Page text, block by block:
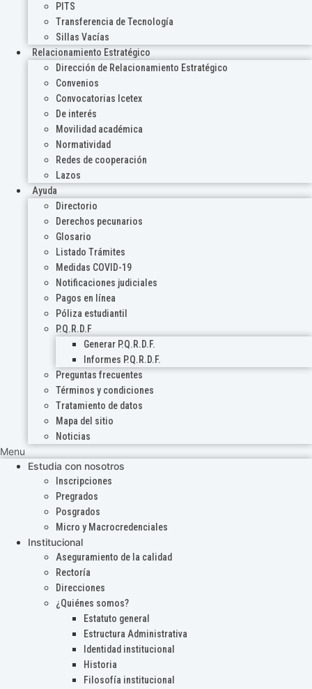
PITS
Transferencia de Tecnología
Sillas Vacías
Relacionamiento Estratégico
Dirección de Relacionamiento Estratégico
Convenios
Convocatorias Icetex
De interés
Movilidad académica
Normatividad
Redes de cooperación
Lazos
Ayuda
Directorio
Derechos pecunarios
Glosario
Listado Trámites
Medidas COVID-19
Notificaciones judiciales
Pagos en línea
Póliza estudiantil
P.Q.R.D.F
Generar P.Q.R.D.F.
Informes P.Q.R.D.F.
Preguntas frecuentes
Términos y condiciones
Tratamiento de datos
Mapa del sitio
Noticias
Menu
Estudia con nosotros
Inscripciones
Pregrados
Posgrados
Micro y Macrocredenciales
Institucional
Aseguramiento de la calidad
Rectoría
Direcciones
¿Quiénes somos?
Estatuto general
Estructura Administrativa
Identidad institucional
Historia
Filosofía institucional